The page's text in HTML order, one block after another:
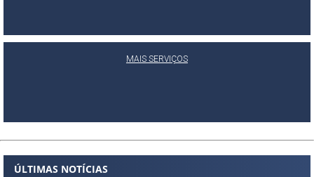
MAIS SERVIÇOS
ÚLTIMAS NOTÍCIAS